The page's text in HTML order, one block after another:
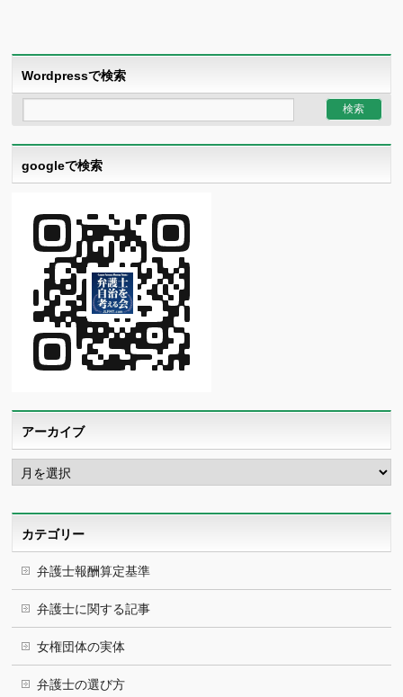
Wordpressで検索
googleで検索
アーカイブ
ア
ー
カ
カテゴリー
弁護士報酬算定基準
弁護士に関する記事
女権団体の実体
弁護士の選び方